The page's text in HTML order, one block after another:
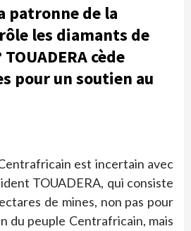
patronne de la
les diamants de
TOUADERA cède
pour un soutien au
est incertain avec
TOUADERA, qui consiste
de mines, non pas pour
du peuple Centrafricain, mais